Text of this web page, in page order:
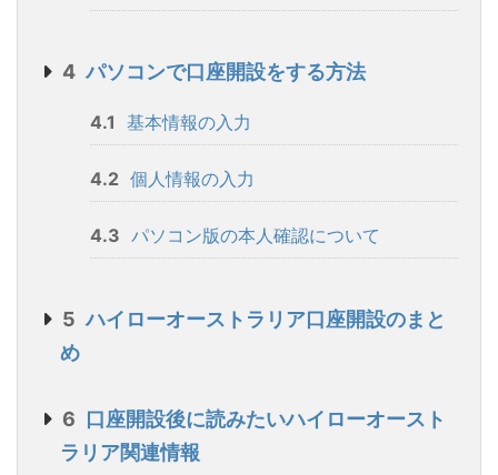
4 パソコンで口座開設をする方法
4.1 基本情報の入力
4.2 個人情報の入力
4.3 パソコン版の本人確認について
5 ハイローオーストラリア口座開設のまと
め
6 口座開設後に読みたいハイローオースト
ラリア関連情報